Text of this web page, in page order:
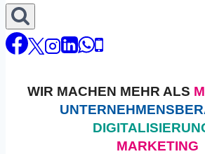
WIR MACHEN MEHR ALS
MARKETING